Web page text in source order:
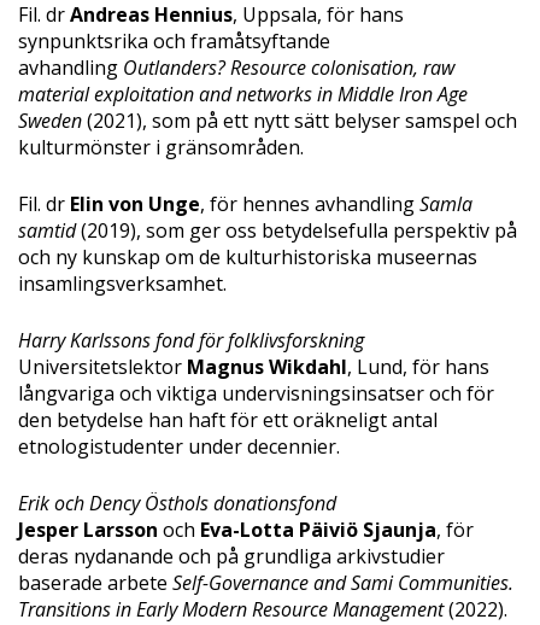
Fil. drAndreas Hennius, Uppsala, för hans
synpunktsrika och framåtsyftande
avhandling Outlanders? Resource colonisation, raw
material exploitation and networks in Middle Iron Age
Sweden(2021), som på ett nytt sätt belyser samspel och
kulturmönster i gränsområden.
Fil. dr Elin von Unge, för hennes avhandlingSamla
samtid(2019), som ger oss betydelsefulla perspektiv på
och ny kunskap om de kulturhistoriska museernas
insamlingsverksamhet.
Harry Karlssons fond för folklivsforskning
Universitetslektor Magnus Wikdahl, Lund, för hans
långvariga och viktiga undervisningsinsatser och för
den betydelse han haft för ett oräkneligt antal
etnologistudenter under decennier.
Erik och Dency Östhols donationsfond
Jesper Larsson och Eva-Lotta Päiviö Sjaunja, för
deras nydanande och på grundliga arkivstudier
baserade arbete Self-Governance and Sami Communities.
Transitions in Early Modern Resource Management(2022).